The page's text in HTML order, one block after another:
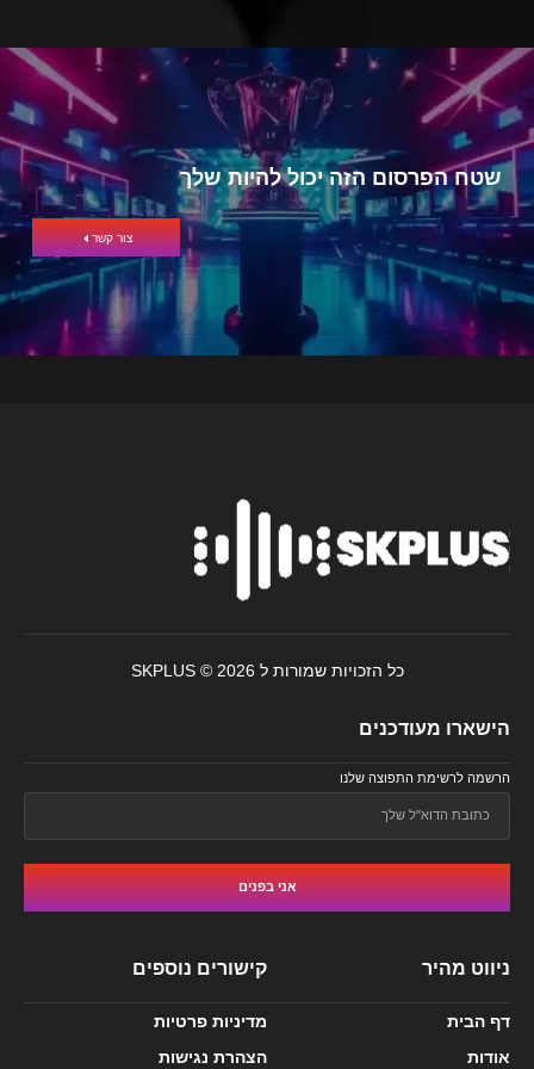
שטח הפרסום הזה יכול להיות שלך
צור קשר
הישארו מעודכנים
הרשמה לרשימת התפוצה שלנו
אני בפנים
ניווט מהיר
דף הבית
אודות
קישורים נוספים
מדיניות פרטיות
הצהרת נגישות
כל הזכויות שמורות ל SKPLUS © 2026